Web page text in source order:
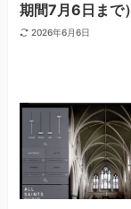
期間7月6日まで）
2026年6月6日